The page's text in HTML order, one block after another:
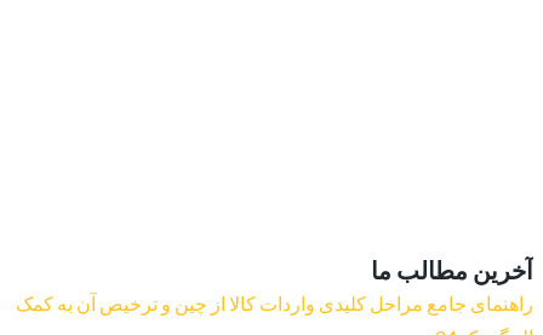
آخرین مطالب ما
راهنمای جامع مراحل کلیدی واردات کالا از چین و ترخیص آن به کمک